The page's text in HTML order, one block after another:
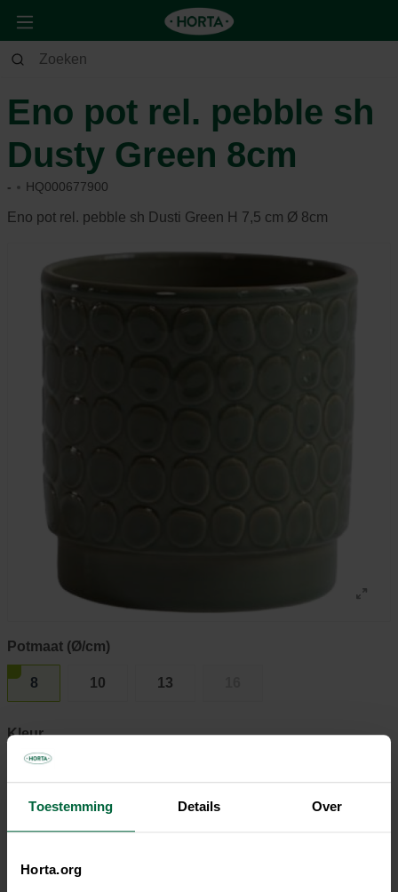
Toestemming Details Over
Horta.org
Huis & Deco
Eno pot rel. pebble sh
Dusty Green 8cm
- HQ000677900
Eno pot rel. pebble sh Dusti Green H 7,5 cm Ø 8cm
Potmaat (Ø/cm)
8 10 13
Kleur
Blauw